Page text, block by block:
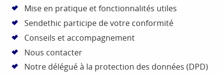
Mise en pratique et fonctionnalités utiles
Sendethic participe de votre conformité
Conseils et accompagnement
Nous contacter
Notre délégué à la protection des données (DPD)